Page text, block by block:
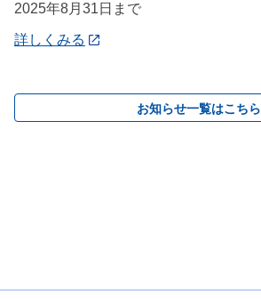
2025年8月31日まで
詳しくみる
お知らせ一覧はこちら